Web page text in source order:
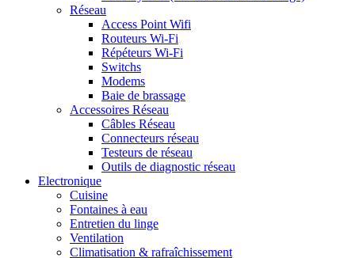
Réseau
Access Point Wifi
Routeurs Wi-Fi
Répéteurs Wi-Fi
Switchs
Modems
Baie de brassage
Accessoires Réseau
Câbles Réseau
Connecteurs réseau
Testeurs de réseau
Outils de diagnostic réseau
Electronique
Cuisine
Fontaines à eau
Entretien du linge
Ventilation
Climatisation & rafraîchissement